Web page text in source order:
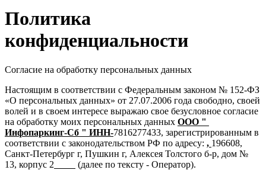
Политика
конфиденциальности
Согласие на обработку персональных данных
Настоящим в соответствии с Федеральным законом № 152-ФЗ
«О персональных данных» от 27.07.2006 года свободно, своей
волей и в своем интересе выражаю свое безусловное согласие
на обработку моих персональных данных OOO "
Инфопаркинг-Сб " ИНН-7816277433, зарегистрированным в
соответствии с законодательством РФ по адресу: , 196608,
Санкт-Петербург г, Пушкин г, Алексея Толстого б-р, дом №
13, корпус 2
(далее по тексту - Оператор).